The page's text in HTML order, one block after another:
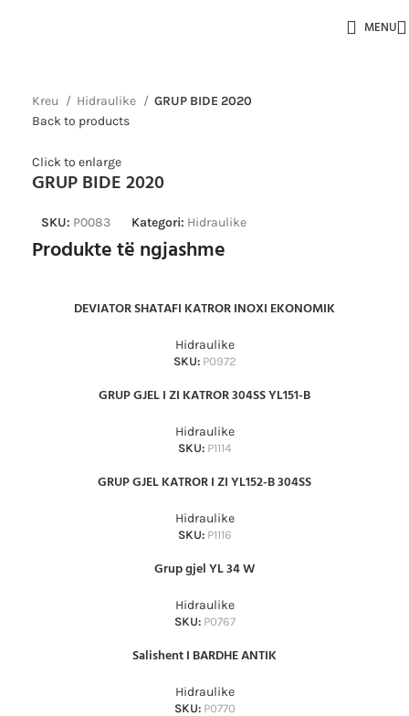
MENU
Kreu Hidraulike
GRUP BIDE 2020
Back to products
Click to enlarge
GRUP BIDE 2020
SKU: P0083 Kategori: Hidraulike
Produkte të ngjashme
DEVIATOR SHATAFI KATROR INOXI EKONOMIK
Hidraulike
SKU: P0972
GRUP GJEL I ZI KATROR 304SS YL151-B
Hidraulike
SKU: P1114
GRUP GJEL KATROR I ZI YL152-B 304SS
Hidraulike
SKU: P1116
Grup gjel YL 34 W
Hidraulike
SKU: P0767
Salishent I BARDHE ANTIK
Hidraulike
SKU: P0770